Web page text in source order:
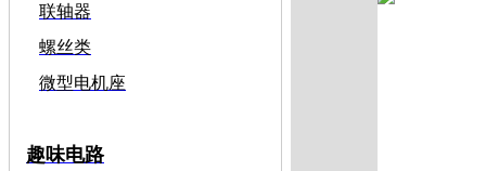
联轴器
螺丝类
微型电机座
趣味电路